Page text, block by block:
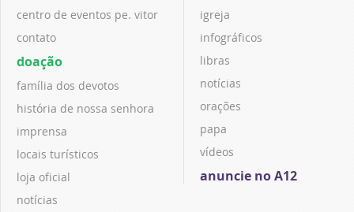
centro de eventos pe. vitor
contato
doação
família dos devotos
história de nossa senhora
imprensa
locais turísticos
loja oficial
notícias
igreja
infográficos
libras
notícias
orações
papa
vídeos
anuncie no A12